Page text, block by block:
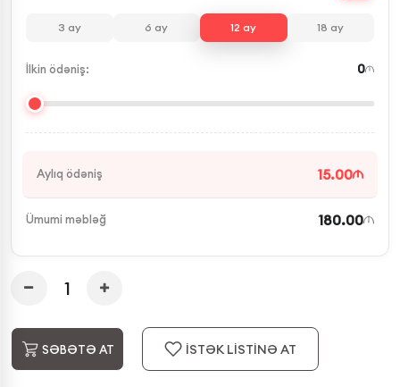
3 ay 6 ay 12 ay 18 ay
İlkin ödəniş: 0
Aylıq ödəniş 15.00
Ümumi məbləğ 180.00
SƏBƏTƏ AT İSTƏK LİSTİNƏ AT